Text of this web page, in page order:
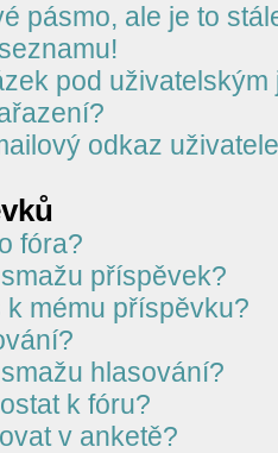
pásmo, ale je to
pod uživatelským
odkaz
fóra?
příspěvek?
mému příspěvku?
hlasování?
k fóru?
v anketě?